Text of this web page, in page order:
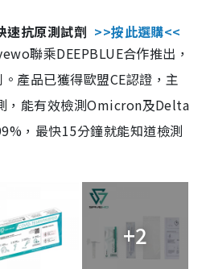
抗原測試劑 >>按此選購<<
聯乘DEEPBLUE合作推出，
產品已獲得歐盟CE認證，主
，能有效檢測Omicron及Delta
，最快15分鐘就能知道檢測
+2